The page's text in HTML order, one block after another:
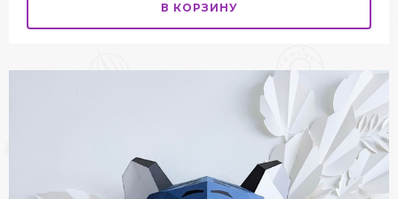
В КОРЗИНУ